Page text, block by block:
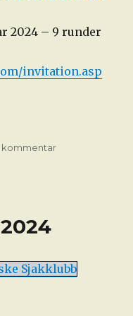
2024 – 9 runder
invitation.asp
kommentartil
Sjakklubb